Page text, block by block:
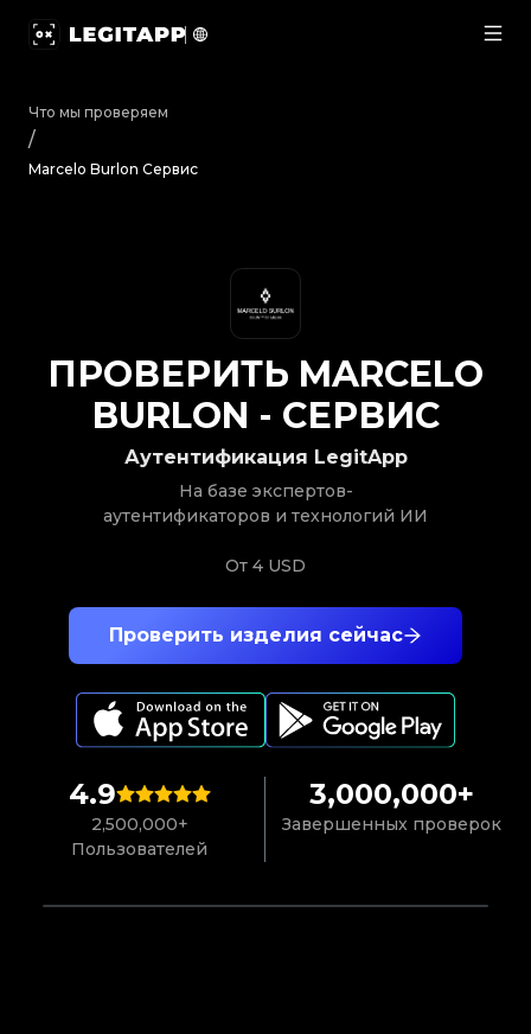
Что мы проверяем
/
Marcelo Burlon Сервис
4.9
2,500,000+
Пользователей
3,000,000+
Завершенных проверок
Проверить изделия сейчас
Аутентификация LegitApp
На базе экспертов-
аутентификаторов и технологий ИИ
От 4 USD
ПРОВЕРИТЬ MARCELO
BURLON - СЕРВИС